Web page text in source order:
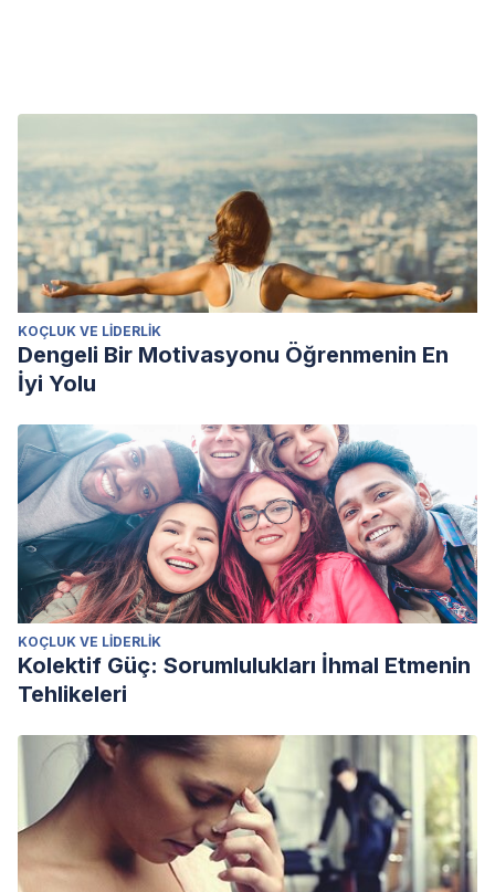
KOÇLUK VE LIDERLIK
Dengeli Bir Motivasyonu Öğrenmenin En
İyi Yolu
KOÇLUK VE LIDERLIK
Kolektif Güç: Sorumlulukları İhmal Etmenin
Tehlikeleri